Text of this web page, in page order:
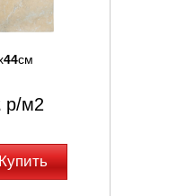
44см
р/м2